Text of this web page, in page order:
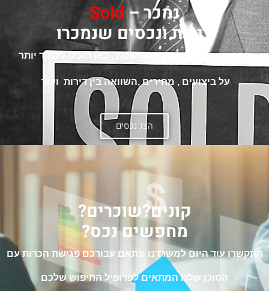
נמכר –Sold
דירות ונכסים שנמכרו
מבחר נכסים שנמכרו או הושכרו , כאן תוכלו ללמוד יותר
על ביצועים , מחירים,השוואה בין דירות ועוד
הצג נכסים
קונים?שוכרים?
מחפשים נכס?
התקשרו עוד היום למשרדנו ונתאם עבורכם פגישת הכרות עם
הסוכן שלנו המתאים לפרופיל החיפוש שלכם